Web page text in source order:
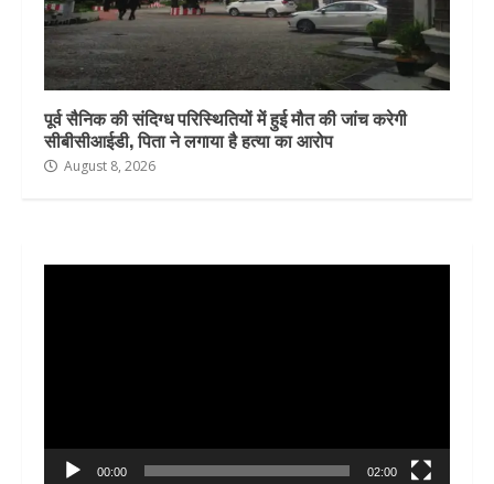
पूर्व सैनिक की संदिग्ध परिस्थितियों में हुई मौत की जांच करेगी
सीबीसीआईडी, पिता ने लगाया है हत्या का आरोप
August 8, 2026
00:00 02:00